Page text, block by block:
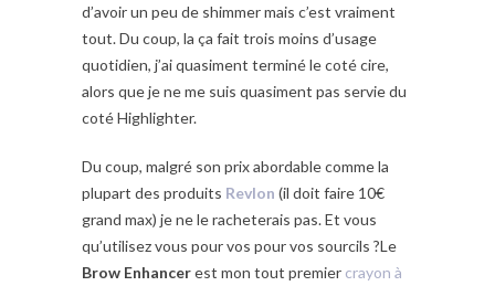
d’avoir un peu de shimmer mais c’est vraiment
tout. Du coup, la ça fait trois moins d’usage
quotidien, j’ai quasiment terminé le coté cire,
alors que je ne me suis quasiment pas servie du
coté Highlighter.
Du coup, malgré son prix abordable comme la
plupart des produits Revlon (il doit faire 10€
grand max) je ne le racheterais pas. Et vous
qu’utilisez vous pour vos pour vos sourcils ?Le
Brow Enhancerest mon tout premier crayon à